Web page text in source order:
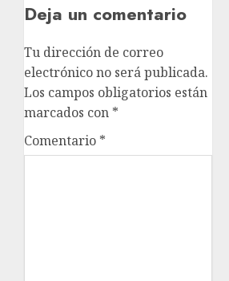
Deja un comentario
Tu dirección de correo
electrónico no será publicada.
Los campos obligatorios están
marcados con *
Comentario *